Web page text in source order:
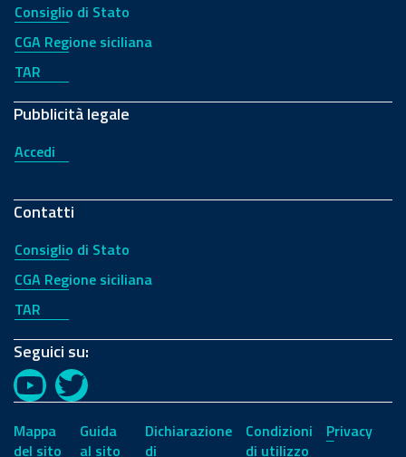
Consiglio di Stato
CGA Regione siciliana
TAR
Pubblicità legale
Accedi
Contatti
Consiglio di Stato
CGA Regione siciliana
TAR
Seguici su:
YouTubeTwitter
Mappa
del sito
Guida
al sito
Dichiarazione
di
Condizioni
di utilizzo
Privacy